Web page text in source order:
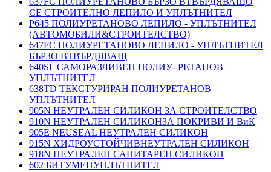
СЕ СТРОИТЕЛНО ЛЕПИЛО И УПЛЪТНИТЕЛ
P645 ПОЛИУРЕТАНОВО ЛЕПИЛО - УПЛЪТНИТЕЛ
(АВТОМОБИЛИ&СТРОИТЕЛСТВО)
647FC ПОЛИУРЕТАНОВО ЛЕПИЛО - УПЛЪТНИТЕЛ
БЪРЗО ВТВЪРДЯВАЩ
640SL САМОРАЗЛИВЕН ПОЛИУ- РЕТАНОВ
УПЛЪТНИТЕЛ
638TD ТЕКСТУРИРАН ПОЛИУРЕТАНОВ
УПЛЪТНИТЕЛ
905N НЕУТРАЛЕН СИЛИКОН ЗА СТРОИТЕЛСТВО
910N НЕУТРАЛЕН СИЛИКОНЗА ПОКРИВИ И ВиК
905E NEUSEAL НЕУТРАЛЕН СИЛИКОН
915N ХИДРОУСТОЙЧИВНЕУТРАЛЕН СИЛИКОН
918N НЕУТРАЛЕН САНИТАРЕН СИЛИКОН
602 БИТУМЕНУПЛЪТНИТЕЛ